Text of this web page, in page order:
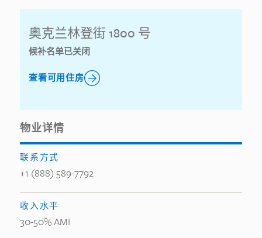
奥克兰林登街 1800 号
候补名单已关闭
查看可用住房
物业详情
联系方式
+1 (888) 589-7792
收入水平
30-50% AMI